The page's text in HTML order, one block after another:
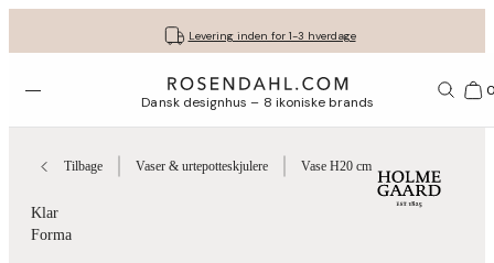
Levering inden for 1-3 hverdage
Fri fragt ved køb for min. 549 kr.
30 dages gratis retur*
Få dine gaver pakket flot ind
Vi er e-mærket
Åbn menuen Dansk designhus – 8 ikoniske brands
Tilbage Vaser & urtepotteskjulere Vase H20 cm
Klar
Forma